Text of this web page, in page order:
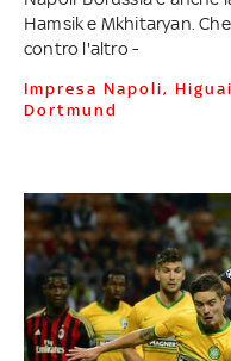
Hamsik e Mkhitaryan.
contro l'altro -
Impresa Napoli, Higuain e Insigne stendono il
Dortmund